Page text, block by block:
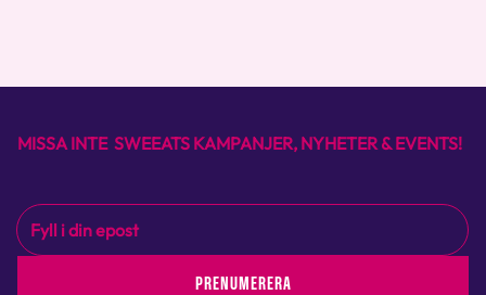
MISSA INTE SWEEATS KAMPANJER, NYHETER & EVENTS!
PRENUMERERA